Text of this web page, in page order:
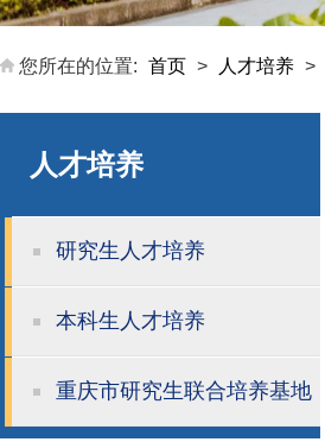
您所在的位置: 首页 > 人才培养 >
人才培养
研究生人才培养
本科生人才培养
重庆市研究生联合培养基地